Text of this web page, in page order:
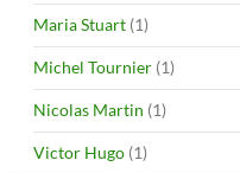
Maria Stuart (1)
Michel Tournier (1)
Nicolas Martin (1)
Victor Hugo (1)